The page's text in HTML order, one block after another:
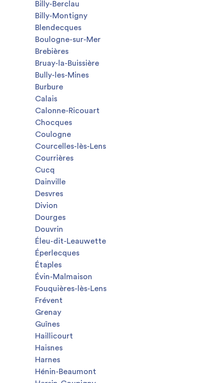
Billy-Berclau
Billy-Montigny
Blendecques
Boulogne-sur-Mer
Brebières
Bruay-la-Buissière
Bully-les-Mines
Burbure
Calais
Calonne-Ricouart
Chocques
Coulogne
Courcelles-lès-Lens
Courrières
Cucq
Dainville
Desvres
Divion
Dourges
Douvrin
Éleu-dit-Leauwette
Éperlecques
Étaples
Évin-Malmaison
Fouquières-lès-Lens
Frévent
Grenay
Guînes
Haillicourt
Haisnes
Harnes
Hénin-Beaumont